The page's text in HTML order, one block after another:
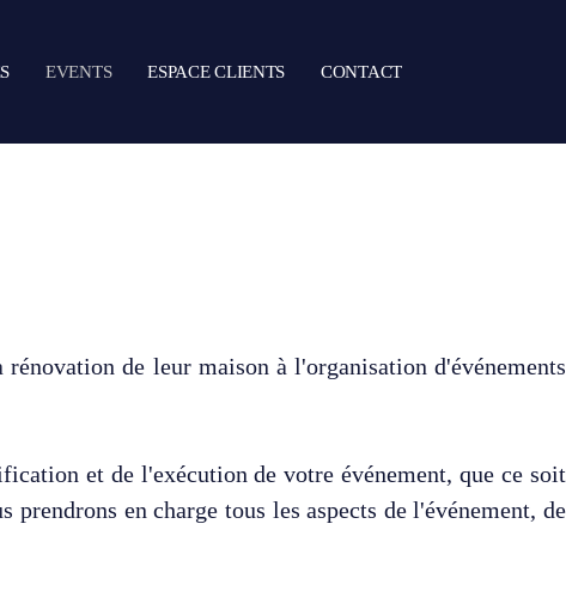
EVENTS ESPACE CLIENTS CONTACT
de leur maison à l'organisation d'événements
et de l'exécution de votre événement, que ce soit
en charge tous les aspects de l'événement, de